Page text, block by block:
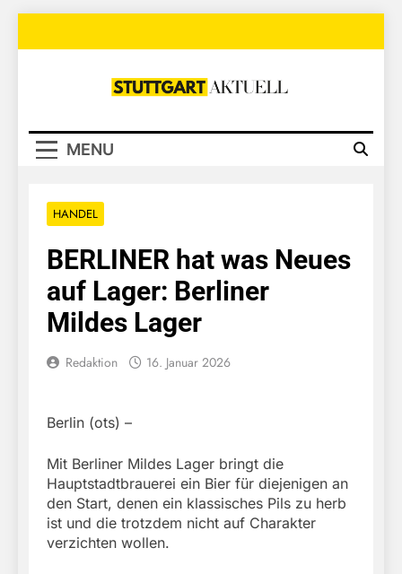
Stuttgart
MENU
HANDEL
BERLINER hat was Neues
auf Lager: Berliner
Mildes Lager
Redaktion 16. Januar 2026
Berlin (ots) –
Mit Berliner Mildes Lager bringt die
Hauptstadtbrauerei ein Bier für diejenigen an
den Start, denen ein klassisches Pils zu herb
ist und die trotzdem nicht auf Charakter
verzichten wollen.